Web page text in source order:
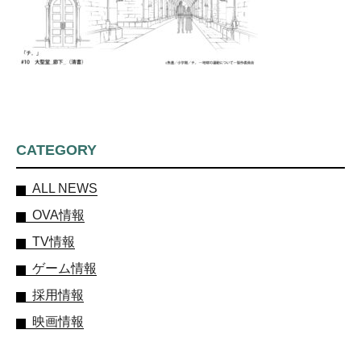
CATEGORY
ALL NEWS
OVA情報
TV情報
ゲーム情報
採用情報
映画情報